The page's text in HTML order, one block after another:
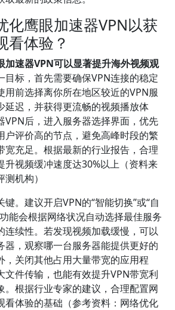
化鹰眼加速器VPN以获
看体验？
加速器VPN可以显著提升海外视频观
目标，首先需要确保VPN连接的稳定
用前选择离你所在地区较近的VPN服
延迟，并获得更流畅的视频播放体
VPN后，进入服务器选择界面，优先
户评价高的节点，避免高峰时段的繁
宽充足。根据最新的行业报告，合理
升视频缓冲速度达30%以上（资料来
机构）
。建议开启VPN的“智能切换”或“自
能会根据网络状况自动选择最佳服务
连续性。若发现视频加载缓慢，可以
器，观察哪一台服务器能提供更好的
，关闭其他占用大量带宽的应用程
文件传输，也能有效提升VPN带宽利
。根据行业专家的建议，合理配置网
看体验的基础（参考资料：网络优化